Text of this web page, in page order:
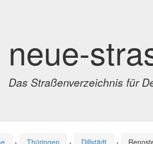
neue-
Das Straßenverzeichnis für
› Thüringen › Dillstädt ›